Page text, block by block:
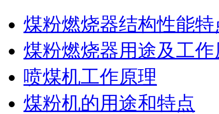
煤粉燃烧器结构性能特
煤粉燃烧器用途及工作
喷煤机工作原理
煤粉机的用途和特点